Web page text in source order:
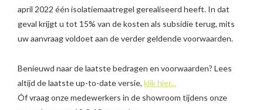
april 2022 één isolatiemaatregel gerealiseerd heeft. In dat
geval krijgt u tot 15% van de kosten als subsidie terug, mits
uw aanvraag voldoet aan de verder geldende voorwaarden.
Benieuwd naar de laatste bedragen en voorwaarden? Lees
altijd de laatste up-to-date versie, klik hier...
Óf vraag onze medewerkers in de showroom tijdens onze